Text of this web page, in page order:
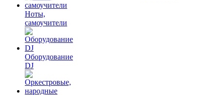
Ноты,
самоучители
Оборудование
DJ